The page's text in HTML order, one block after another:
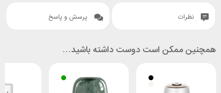
نظرات پرسش و پاسخ
همچنین ممکن است دوست داشته باشید…